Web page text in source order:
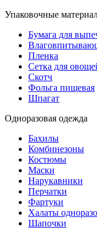
Упаковочные
Бумага для
Пленка
Сетка для
Скотч
Фольга пищевая
Шпагат
Одноразовая одежда
Бахилы
Комбинезоны
Костюмы
Маски
Нарукавники
Перчатки
Фартуки
Халаты
Шапочки